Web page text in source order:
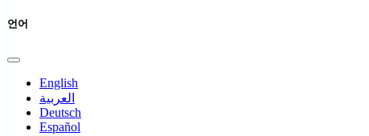
언어
English
العربية
Deutsch
Español